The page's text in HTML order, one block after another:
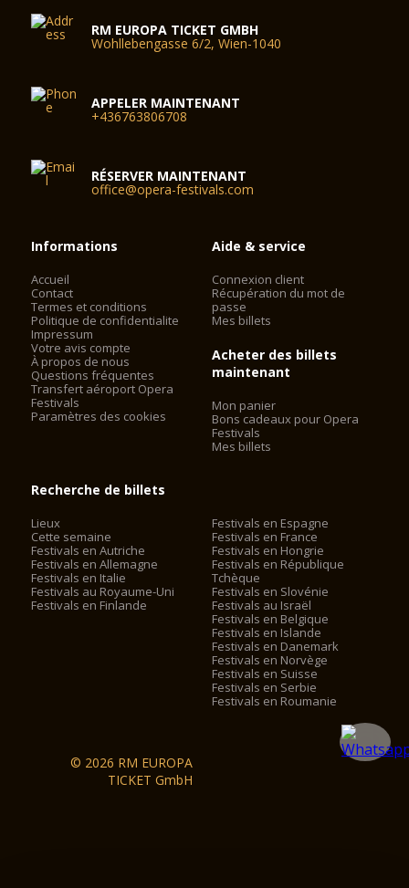
RM EUROPA TICKET GMBH
Wohllebengasse 6/2, Wien-1040
APPELER MAINTENANT
+436763806708
RÉSERVER MAINTENANT
office@opera-festivals.com
Informations
Accueil
Contact
Termes et conditions
Politique de confidentialite
Impressum
Votre avis compte
À propos de nous
Questions fréquentes
Transfert aéroport Opera
Festivals
Paramètres des cookies
Aide & service
Connexion client
Récupération du mot de
passe
Mes billets
Acheter des billets
maintenant
Mon panier
Bons cadeaux pour Opera
Festivals
Mes billets
Recherche de billets
Lieux
Cette semaine
Festivals en Autriche
Festivals en Allemagne
Festivals en Italie
Festivals au Royaume-Uni
Festivals en Finlande
Festivals en Espagne
Festivals en France
Festivals en Hongrie
Festivals en République
Tchèque
Festivals en Slovénie
Festivals au Israël
Festivals en Belgique
Festivals en Islande
Festivals en Danemark
Festivals en Norvège
Festivals en Suisse
Festivals en Serbie
Festivals en Roumanie
© 2026 RM EUROPA
TICKET GmbH